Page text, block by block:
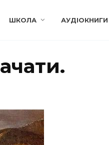
ШКОЛА АУДІОКНИГИ